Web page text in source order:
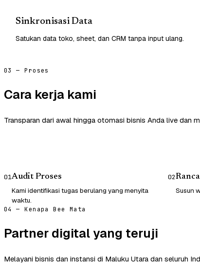
Sinkronisasi Data
Satukan data toko, sheet, dan CRM tanpa input ulang.
03 — Proses
Cara kerja kami
Transparan dari awal hingga otomasi bisnis Anda live dan
01Audit Proses
Kami identifikasi tugas berulang yang menyita
waktu.
02
Susun
04 — Kenapa Bee Mata
Partner digital yang teruji
Melayani bisnis dan instansi di Maluku Utara dan seluruh